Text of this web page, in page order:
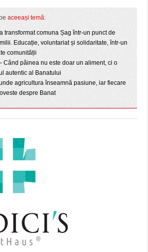
aceeași temă:
transformat comuna Șag într-un punct de
Educație, voluntariat și solidaritate, într-un
comunității
Când pâinea nu este doar un aliment, ci o
autentic al Banatului
agricultura înseamnă pasiune, iar fiecare
despre Banat